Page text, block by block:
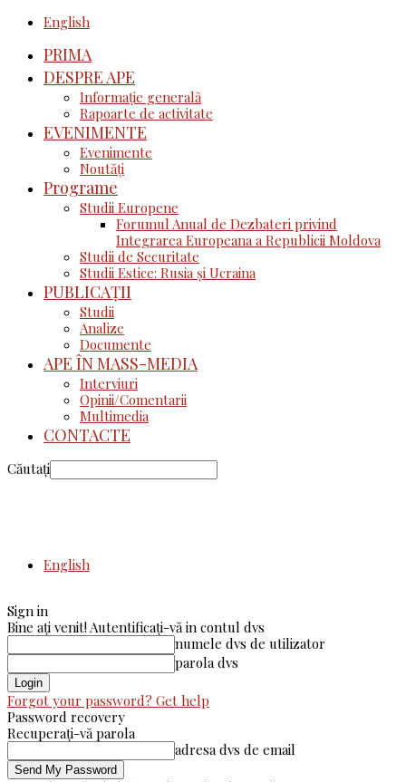
English
PRIMA
DESPRE APE
Informație generală
Rapoarte de activitate
EVENIMENTE
Evenimente
Noutăţi
Programe
Studii Europene
Forumul Anual de Dezbateri privind
Integrarea Europeana a Republicii Moldova
Studii de Securitate
Studii Estice: Rusia și Ucraina
PUBLICAȚII
Studii
Analize
Documente
APE ÎN MASS-MEDIA
Interviuri
Opinii/Comentarii
Multimedia
CONTACTE
Căutați
English
Sign in
Bine ați venit! Autentificați-vă in contul dvs
numele dvs de utilizator
parola dvs
Forgot your password? Get help
Password recovery
Recuperați-vă parola
adresa dvs de email